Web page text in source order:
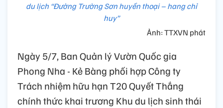
du lịch “Đường Trường Sơn huyền thoại – hang chỉ
huy”
Ảnh: TTXVN phát
Ngày 5/7, Ban Quản lý Vườn Quốc gia
Phong Nha - Kẻ Bàng phối hợp Công ty
Trách nhiệm hữu hạn T20 Quyết Thắng
chính thức khai trương Khu du lịch sinh thái